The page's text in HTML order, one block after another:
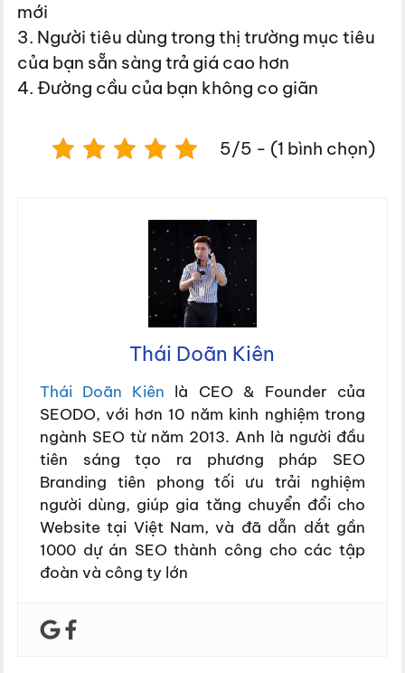
mới
3. Người tiêu dùng trong thị trường mục tiêu
của bạn sẵn sàng trả giá cao hơn
4. Đường cầu của bạn không co giãn
5/5 - (1 bình chọn)
Thái Doãn Kiên
Thái Doãn Kiên là CEO & Founder của
SEODO, với hơn 10 năm kinh nghiệm trong
ngành SEO từ năm 2013. Anh là người đầu
tiên sáng tạo ra phương pháp SEO
Branding tiên phong tối ưu trải nghiệm
người dùng, giúp gia tăng chuyển đổi cho
Website tại Việt Nam, và đã dẫn dắt gần
1000 dự án SEO thành công cho các tập
đoàn và công ty lớn